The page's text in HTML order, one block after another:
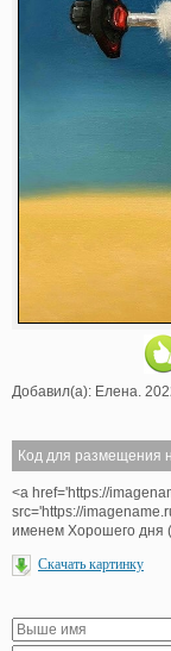
Добавил(а): Елена.
Код для размещения
<a href='https://
src='https://
именем Хорошего дня
Скачать картинку